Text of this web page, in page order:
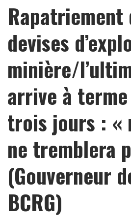
Rapatriement
devises
minière/
arrive à
trois jours : «
ne tremblera
(Gouverneur
BCRG)